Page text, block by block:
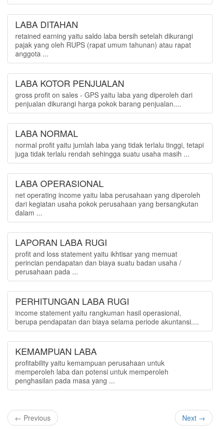
LABA DITAHAN
retained earning yaitu saldo laba bersih setelah dikurangi
pajak yang oleh RUPS (rapat umum tahunan) atau rapat
anggota ...
LABA KOTOR PENJUALAN
gross profit on sales - GPS yaitu laba yang diperoleh dari
penjualan dikurangi harga pokok barang penjualan....
LABA NORMAL
normal profit yaitu jumlah laba yang tidak terlalu tinggi, tetapi
juga tidak terlalu rendah sehingga suatu usaha masih ...
LABA OPERASIONAL
net operating income yaitu laba perusahaan yang diperoleh
dari kegiatan usaha pokok perusahaan yang bersangkutan
dalam ...
LAPORAN LABA RUGI
profit and loss statement yaitu ikhtisar yang memuat
perincian pendapatan dan biaya suatu badan usaha /
perusahaan pada ...
PERHITUNGAN LABA RUGI
income statement yaitu rangkuman hasil operasional,
berupa pendapatan dan biaya selama periode akuntansi....
KEMAMPUAN LABA
profitability yaitu kemampuan perusahaan untuk
memperoleh laba dan potensi untuk memperoleh
penghasilan pada masa yang ...
← Previous Next →